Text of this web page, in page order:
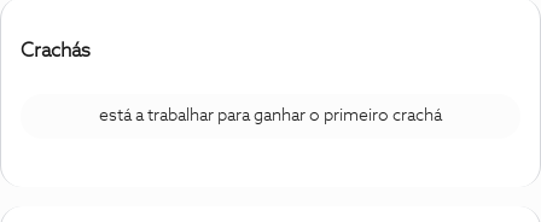
Crachás
está a trabalhar para ganhar o primeiro crachá